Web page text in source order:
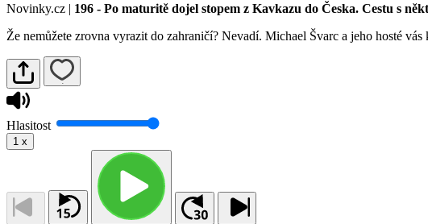
Novinky.cz | 196 - Po maturitě dojel stopem z Kavkazu do Česka. Cestu s
Že nemůžete zrovna vyrazit do zahraničí? Nevadí. Michael Švarc a jeho hosté
Hlasitost
1 x